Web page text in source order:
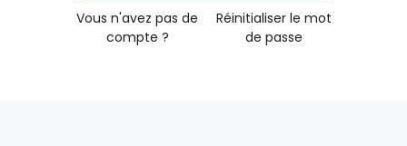
Vous n'avez pas de
compte ?
Réinitialiser le mot
de passe